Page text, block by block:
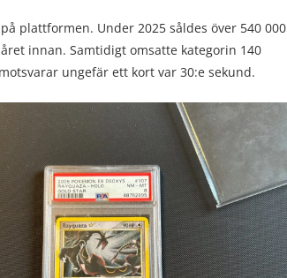
plattformen. Under 2025 såldes över 540 000
innan. Samtidigt omsatte kategorin 140
ungefär ett kort var 30:e sekund.